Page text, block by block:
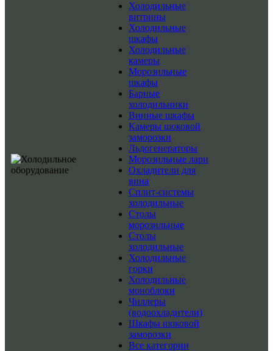
Холодильные
витрины
Холодильные
шкафы
Холодильные
камеры
Морозильные
шкафы
Барные
холодильники
Винные шкафы
Камеры шоковой
заморозки
Льдогенераторы
Морозильные лари
Охладители для
вина
Сплит-системы
холодильные
Столы
морозильные
Столы
холодильные
Холодильные
горки
Холодильные
моноблоки
Чиллеры
(водоохладители)
Шкафы шоковой
заморозки
Все категории